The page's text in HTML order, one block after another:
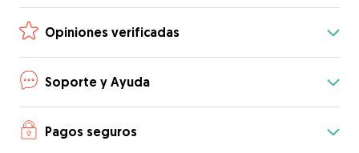
Opiniones verificadas
Soporte y Ayuda
Pagos seguros